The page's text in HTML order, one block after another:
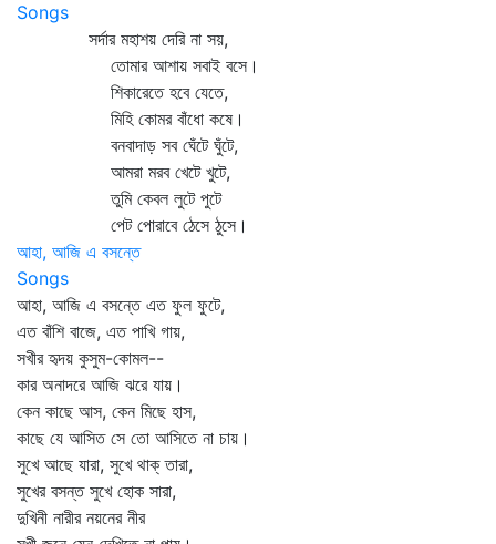
Songs
সর্দার মহাশয় দেরি না সয়,
তোমার আশায় সবাই বসে।
শিকারেতে হবে যেতে,
মিহি কোমর বাঁধো কষে।
বনবাদাড় সব ঘেঁটে ঘুঁটে,
আমরা মরব খেটে খুটে,
তুমি কেবল লুটে পুটে
পেট পোরাবে ঠেসে ঠুসে।
আহা, আজি এ বসন্তে
Songs
আহা, আজি এ বসন্তে এত ফুল ফুটে,
এত বাঁশি বাজে, এত পাখি গায়,
সখীর হৃদয় কুসুম-কোমল--
কার অনাদরে আজি ঝরে যায়।
কেন কাছে আস, কেন মিছে হাস,
কাছে যে আসিত সে তো আসিতে না চায়।
সুখে আছে যারা, সুখে থাক্‌ তারা,
সুখের বসন্ত সুখে হোক সারা,
দুখিনী নারীর নয়নের নীর